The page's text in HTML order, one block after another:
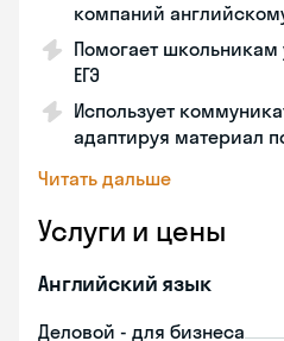
компаний
Помогает школьникам
ЕГЭ
Использует
адаптируя материал
Читать дальше
Услуги и цены
Английский язык
Деловой - для бизнеса